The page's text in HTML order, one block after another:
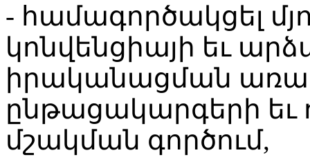
- համագործակցել
կոնվենցիայի եւ
իրականացման
ընթացակարգերի եւ
մշակման գործում,